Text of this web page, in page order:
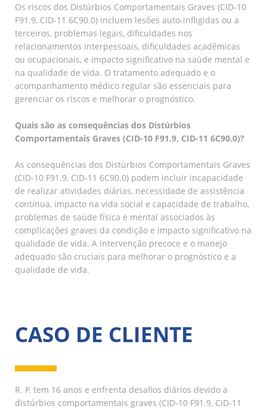
Os riscos dos Distúrbios Comportamentais Graves (CID-10
F91.9, CID-11 6C90.0) incluem lesões auto-infligidas ou a
terceiros, problemas legais, dificuldades nos
relacionamentos interpessoais, dificuldades acadêmicas
ou ocupacionais, e impacto significativo na saúde mental e
na qualidade de vida. O tratamento adequado e o
acompanhamento médico regular são essenciais para
gerenciar os riscos e melhorar o prognóstico.
Quais são as consequências dos Distúrbios
Comportamentais Graves (CID-10 F91.9, CID-11 6C90.0)?
As consequências dos Distúrbios Comportamentais Graves
(CID-10 F91.9, CID-11 6C90.0) podem incluir incapacidade
de realizar atividades diárias, necessidade de assistência
contínua, impacto na vida social e capacidade de trabalho,
problemas de saúde física e mental associados às
complicações graves da condição e impacto significativo na
qualidade de vida. A intervenção precoce e o manejo
adequado são cruciais para melhorar o prognóstico e a
qualidade de vida.
CASO DE CLIENTE
R. P. tem 16 anos e enfrenta desafios diários devido a
distúrbios comportamentais graves (CID-10 F91.9, CID-11